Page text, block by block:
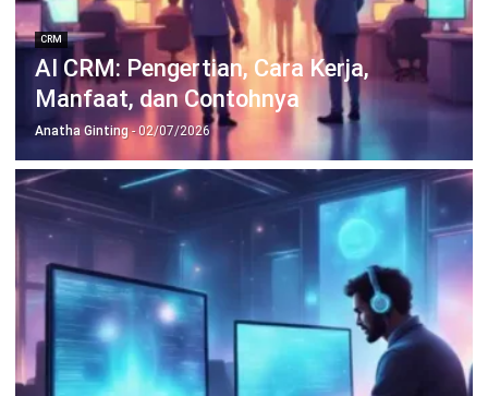
TENTANG KAMI
HashMicroPenyedia solusi ERP dengan rangkaian software
terlengkap untuk berbagai jenis industri, yang dapat
disesuaikan dengan kebutuhan setiap bisnis.
Wawasan Bisnis
Pelajari Lebih Lanjut Tentang Software untuk
Bisnis
Temukan Software Terbaik untuk Bisnis